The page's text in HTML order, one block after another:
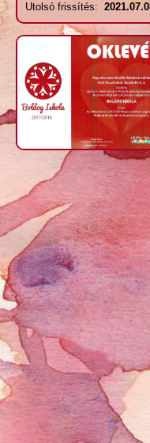
Utolsó frissítés: